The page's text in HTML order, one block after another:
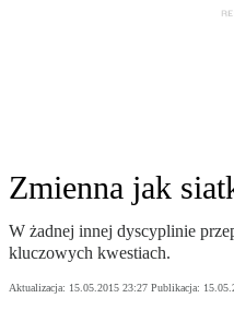
Zmienna jak
W żadnej innej dyscyplinie
kluczowych kwestiach.
Aktualizacja: 15.05.2015 23:27 Publikacja: